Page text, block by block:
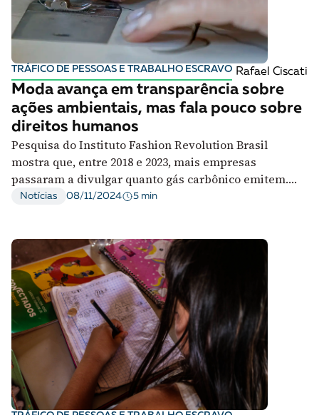
Apoie a Brasil de Direitos
A [BD] conta as histórias de quem defende
direitos humanos no Brasil. Para continuar,
esse trabalho precisa da sua doação!
VEJA COMO APOIAR!
TRÁFICO DE PESSOAS E TRABALHO ESCRAVO Rafael Ciscati
Moda avança em transparência sobre
ações ambientais, mas fala pouco sobre
direitos humanos
Pesquisa do Instituto Fashion Revolution Brasil
mostra que, entre 2018 e 2023, mais empresas
passaram a divulgar quanto gás carbônico emitem.
Mas minoria torna públicos dados sobre o que
Notícias 08/11/2024 5 min